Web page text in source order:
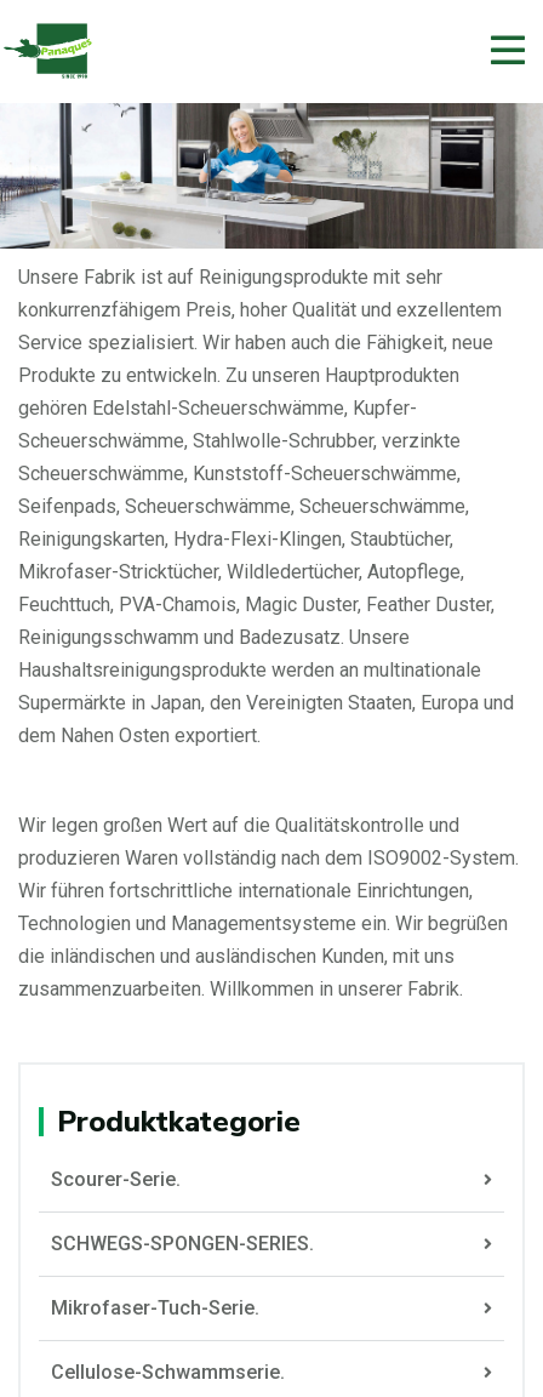
Unsere Fabrik ist auf Reinigungsprodukte mit sehr
konkurrenzfähigem Preis, hoher Qualität und exzellentem
Service spezialisiert. Wir haben auch die Fähigkeit, neue
Produkte zu entwickeln. Zu unseren Hauptprodukten
gehören Edelstahl-Scheuerschwämme, Kupfer-
Scheuerschwämme, Stahlwolle-Schrubber, verzinkte
Scheuerschwämme, Kunststoff-Scheuerschwämme,
Seifenpads, Scheuerschwämme, Scheuerschwämme,
Reinigungskarten, Hydra-Flexi-Klingen, Staubtücher,
Mikrofaser-Stricktücher, Wildledertücher, Autopflege,
Feuchttuch, PVA-Chamois, Magic Duster, Feather Duster,
Reinigungsschwamm und Badezusatz. Unsere
Haushaltsreinigungsprodukte werden an multinationale
Supermärkte in Japan, den Vereinigten Staaten, Europa und
dem Nahen Osten exportiert.
Wir legen großen Wert auf die Qualitätskontrolle und
produzieren Waren vollständig nach dem ISO9002-System.
Wir führen fortschrittliche internationale Einrichtungen,
Technologien und Managementsysteme ein. Wir begrüßen
die inländischen und ausländischen Kunden, mit uns
zusammenzuarbeiten. Willkommen in unserer Fabrik.
Produktkategorie
Scourer-Serie.
SCHWEGS-SPONGEN-SERIES.
Mikrofaser-Tuch-Serie.
Cellulose-Schwammserie.